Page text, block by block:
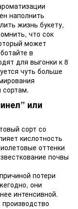
наполнить
жизнь букету,
что сок
может
в
для выгонки к 8
чуть больше
сортам.
или
сорт со
кислотность
оттенки
почвы
потери
они
интенсивной.